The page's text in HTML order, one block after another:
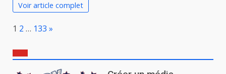
Voir article complet
Page:
1 2 … 133 Next
»